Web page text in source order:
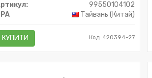
99550104102
Тайвань (Китай)
КУПИТИ Код: 420394-27